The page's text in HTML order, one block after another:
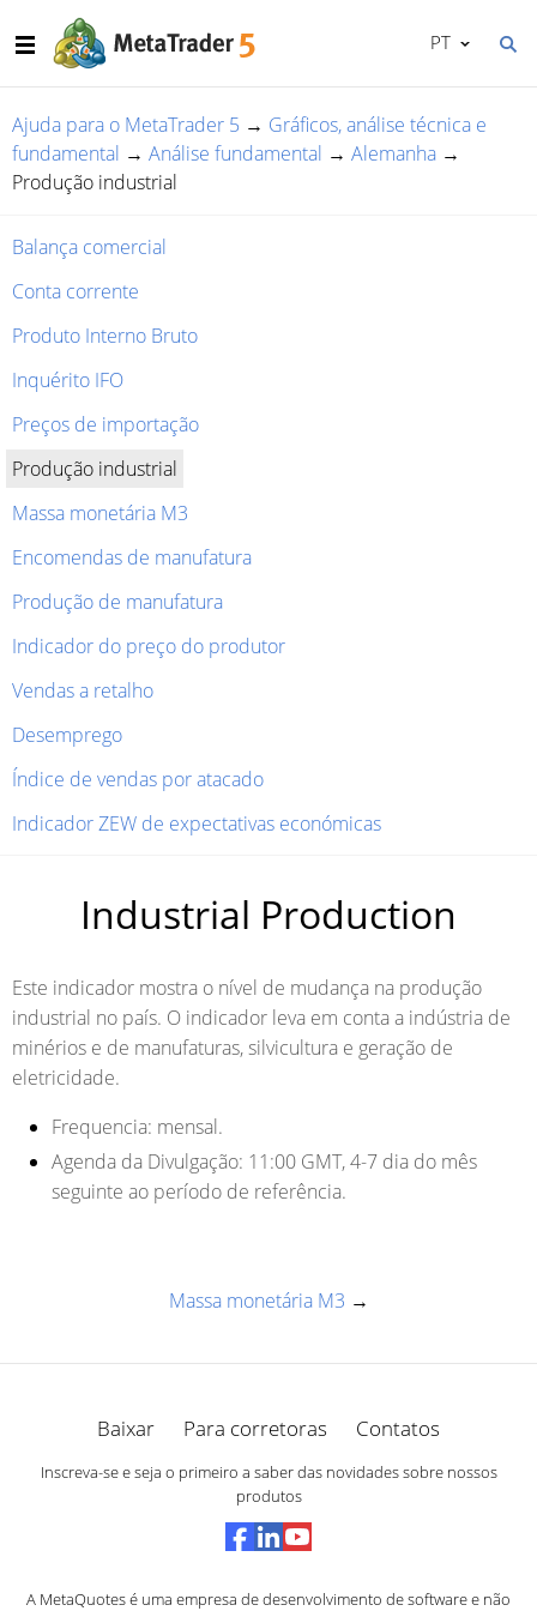
PT
Ajuda para o MetaTrader 5 → Gráficos, análise técnica e
fundamental → Análise fundamental → Alemanha →
Produção industrial
Balança comercial
Conta corrente
Produto Interno Bruto
Inquérito IFO
Preços de importação
Produção industrial
Massa monetária M3
Encomendas de manufatura
Produção de manufatura
Indicador do preço do produtor
Vendas a retalho
Desemprego
Índice de vendas por atacado
Indicador ZEW de expectativas económicas
Industrial Production
Este indicador mostra o nível de mudança na produção
industrial no país. O indicador leva em conta a indústria de
minérios e de manufaturas, silvicultura e geração de
eletricidade.
Frequencia: mensal.
Agenda da Divulgação: 11:00 GMT, 4-7 dia do mês
seguinte ao período de referência.
Massa monetária M3 →
Baixar Para corretoras Contatos
Inscreva-se e seja o primeiro a saber das novidades sobre nossos
produtos
A MetaQuotes é uma empresa de desenvolvimento de software e não